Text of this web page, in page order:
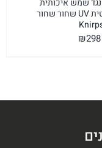
שמש איכותית
אוטומטית UV שחור שחור
המחיר
₪298